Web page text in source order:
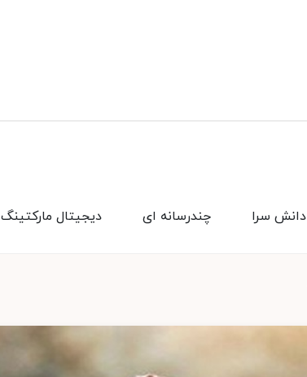
دیجیتال مارکتینگ چندرسانه ای دانش سرا